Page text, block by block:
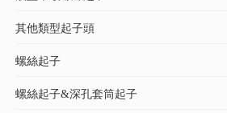
其他類型起子頭
螺絲起子
螺絲起子&深孔套筒起子